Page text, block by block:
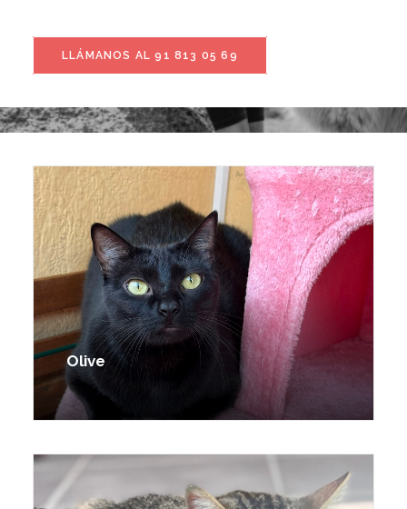
LLÁMANOS AL 91 813 05 69
Olive